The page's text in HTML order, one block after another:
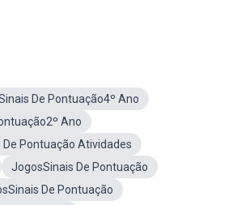
De Pontuação4º Ano
Ano
De Pontuação Atividades
JogosSinais De Pontuação
De Pontuação